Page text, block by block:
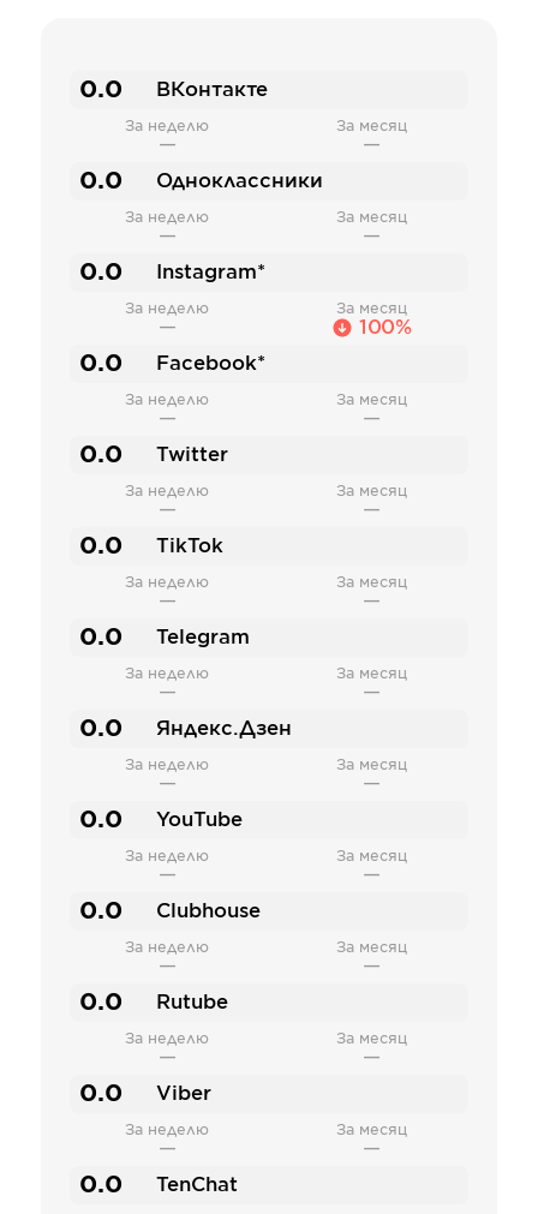
0.0 ВКонтакте
За неделю
—
За месяц
—
0.0 Одноклассники
За неделю
—
За месяц
—
0.0 Instagram*
За неделю
—
За месяц
100%
0.0 Facebook*
За неделю
—
За месяц
—
0.0 Twitter
За неделю
—
За месяц
—
0.0 TikTok
За неделю
—
За месяц
—
0.0 Telegram
За неделю
—
За месяц
—
0.0 Яндекс.Дзен
За неделю
—
За месяц
—
0.0 YouTube
За неделю
—
За месяц
—
0.0 Clubhouse
За неделю
—
За месяц
—
0.0 Rutube
За неделю
—
За месяц
—
0.0 Viber
За неделю
—
За месяц
—
0.0 TenChat